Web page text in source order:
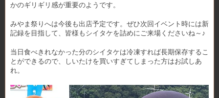
かのギリギリ感が重要のようです。
みやま祭りへは今後も出店予定です。ぜひ次回イベント時には新
記録を目指して、皆様もシイタケを詰めにご来場くださいね～♪
当日食べきれなかった分のシイタケは冷凍すれば長期保存するこ
とができるので、しいたけを買いすぎてしまった方はお試しあ
れ。